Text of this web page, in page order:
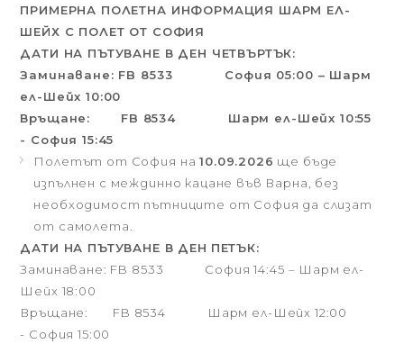
ПРИМЕРНА ПОЛЕТНА ИНФОРМАЦИЯ ШАРМ ЕЛ-
ШЕЙХ С ПОЛЕТ ОТ СОФИЯ
ДАТИ НА ПЪТУВАНЕ В ДЕН ЧЕТВЪРТЪК:
Заминаване: FB 8533 София 05:00 – Шарм
ел-Шейх 10:00
Връщане: FB 8534 Шарм ел-Шейх 10:55
- София 15:45
Полетът от София на10.09.2026 ще бъде
изпълнен с междинно кацане във Варна, без
необходимост пътниците от София да слизат
от самолета.
ДАТИ НА ПЪТУВАНЕ В ДЕН ПЕТЪК:
Заминаване: FB 8533 София 14:45 – Шарм ел-
Шейх 18:00
Връщане: FB 8534 Шарм ел-Шейх 12:00
- София 15:00